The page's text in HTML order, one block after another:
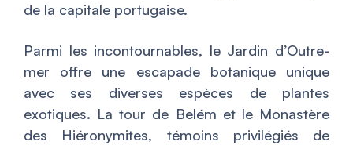
de la capitale portugaise.
Parmi les incontournables, le Jardin d’Outre-
mer offre une escapade botanique unique
avec ses diverses espèces de plantes
exotiques. La tour de Belém et le Monastère
des Hiéronymites, témoins privilégiés de